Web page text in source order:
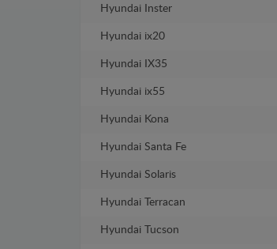
Hyundai Inster
Hyundai ix20
Hyundai IX35
Hyundai ix55
Hyundai Kona
Hyundai Santa Fe
Hyundai Solaris
Hyundai Terracan
Hyundai Tucson